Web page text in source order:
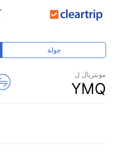
جولة
مونتريال ل
YMQ